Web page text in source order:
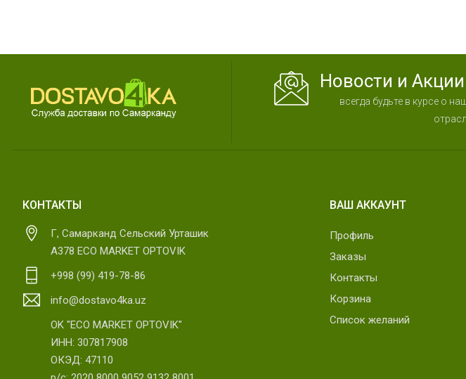
Новости и Акции
всегда будьте в курсе о
КОНТАКТЫ
Г, Самарканд Сельский Урташик
А378 ECO MARKET OPTOVIK
+998 (99) 419-78-86
info@dostavo4ka.uz
OK "ECO MARKET OPTOVIK"
ИНН: 307817908
ОКЭД: 47110
ВАШ АККАУНТ
Профиль
Заказы
Контакты
Корзина
Список желаний